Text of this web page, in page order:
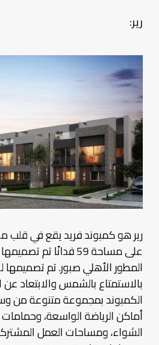
رير:
رير هو كمبوند فريد يقع في قلب
على مساحة 59 فدانًا
المطور الأهلي صبور. تم
بالاستمتاع بالشمس والابتعاد عن
الكمبوند بمجموعة متنوعة من
أماكن الرياضة الواسعة،
الشواء، ومساحات العمل